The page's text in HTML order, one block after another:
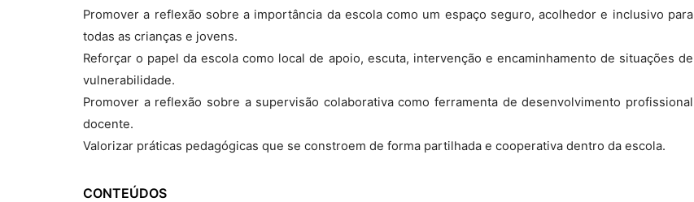
Promover a reflexão sobre a importância da escola como um espaço seguro, acolhedor e inclusivo para
todas as crianças e jovens.
Reforçar o papel da escola como local de apoio, escuta, intervenção e encaminhamento de situações de
vulnerabilidade.
Promover a reflexão sobre a supervisão colaborativa como ferramenta de desenvolvimento profissional
docente.
Valorizar práticas pedagógicas que se constroem de forma partilhada e cooperativa dentro da escola.
CONTEÚDOS